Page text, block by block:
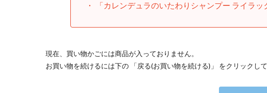
「カレンデュラのいたわりシャンプー ライラ
現在、買い物かごには商品が入っておりません。
お買い物を続けるには下の 「戻る(お買い物を続ける)」 をクリックして